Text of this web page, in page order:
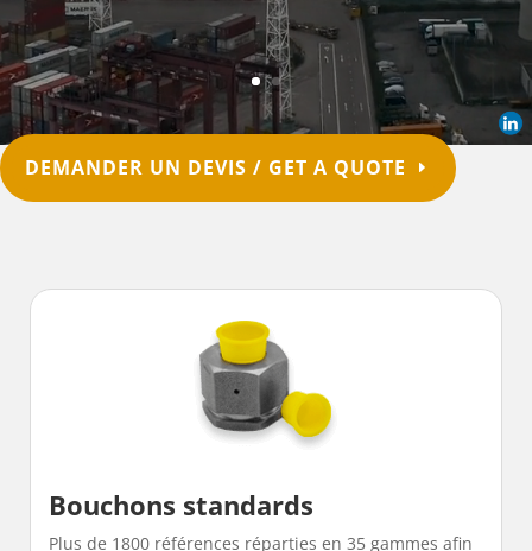
DEMANDER UN DEVIS / GET A QUOTE
Bouchons standards
Plus de 1800 références réparties en 35 gammes afin